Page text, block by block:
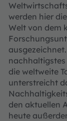
werden hier
Welt von dem
die weltweite
unterstreicht
den aktuellen
heute